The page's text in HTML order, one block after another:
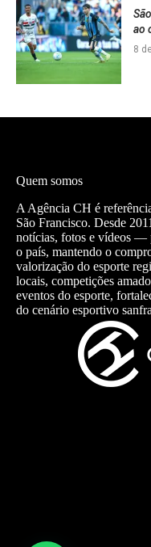
ao
8
Quem somos
A Agência CH é
São Francisco. Desde
notícias, fotos e vídeos —
o país, mantendo o
valorização do esporte
locais, competições
eventos do esporte,
do cenário esportivo